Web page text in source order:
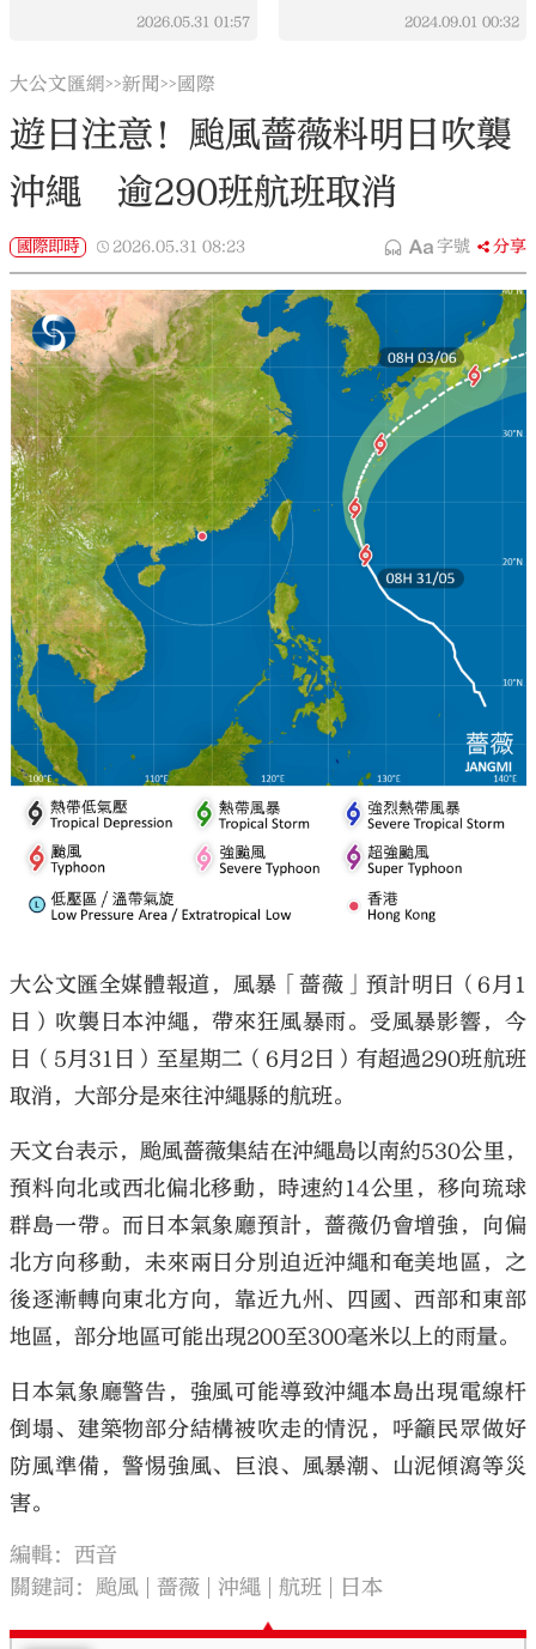
2026.05.31 01:57 2024.09.01 00:32
大公文匯網>>新聞>> 國際
遊日注意！颱風薔薇料明日吹襲
沖繩 逾290班航班取消
國際即時 2026.05.31 08:23 字號 分享
大公文匯全媒體報道，風暴「薔薇」預計明日（6月1
日）吹襲日本沖繩，帶來狂風暴雨。受風暴影響，今
日（5月31日）至星期二（6月2日）有超過290班航班
取消，大部分是來往沖繩縣的航班。
天文台表示，颱風薔薇集結在沖繩島以南約530公里，
預料向北或西北偏北移動，時速約14公里，移向琉球
群島一帶。而日本氣象廳預計，薔薇仍會增強，向偏
北方向移動，未來兩日分別迫近沖繩和奄美地區，之
後逐漸轉向東北方向，靠近九州、四國、西部和東部
地區，部分地區可能出現200至300毫米以上的雨量。
日本氣象廳警告，強風可能導致沖繩本島出現電線杆
倒塌、建築物部分結構被吹走的情況，呼籲民眾做好
防風準備，警惕強風、巨浪、風暴潮、山泥傾瀉等災
害。
編輯：西音
關鍵詞： 颱風 薔薇 沖繩 航班 日本